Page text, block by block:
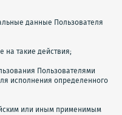
данные Пользователя
на такие действия;
Пользователями
исполнения определенного
или иным применимым